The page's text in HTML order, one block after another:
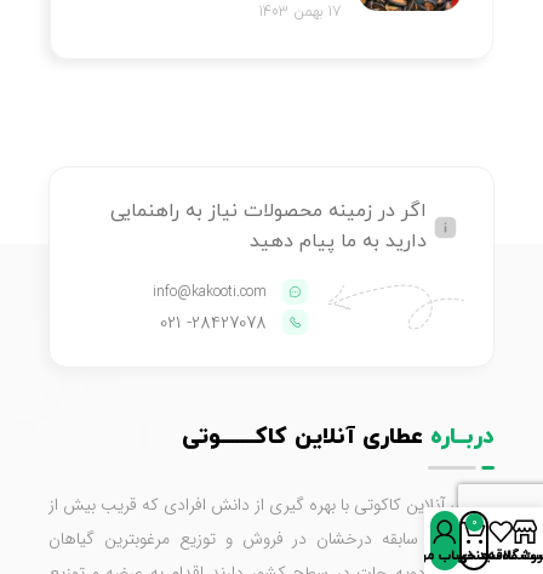
17 بهمن 1403
اگر در زمینه محصولات نیاز به راهنمایی
دارید به ما پیام دهید
info@kakooti.com
28427078
- 021
دربــاره عطاری آنلاین کاکـــــــوتی
عطاری آنلاین کاکوتی با بهره گیری از دانش افرادی که قریب بیش از
چهل سال سابقه درخشان در فروش و توزیع مرغوبترین گیاهان
علاقه‌مندی‌ها
0
سبد خرید
حساب من